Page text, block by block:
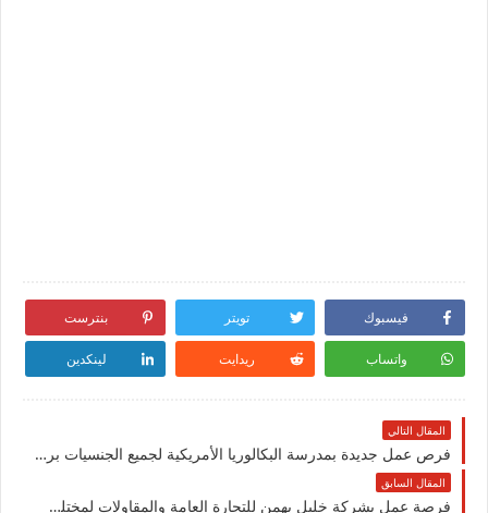
فيسبوك تويتر بنترست
واتساب ريدايت لينكدين
المقال التالي
فرص عمل جديدة بمدرسة البكالوريا الأمريكية لجميع الجنسيات برواتب عالية في الكويت
المقال السابق
فرصة عمل بشركة خليل بهمن للتجارة العامة والمقاولات لمختلف التخصصات برواتب عالية بالكويت